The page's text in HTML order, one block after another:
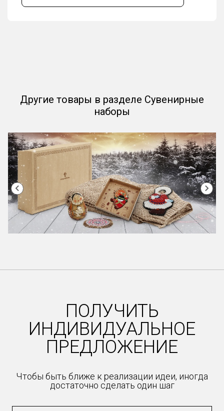
Другие товары в разделе Сувенирные
наборы
of
ПОЛУЧИТЬ
ИНДИВИДУАЛЬНОЕ
ПРЕДЛОЖЕНИЕ
Чтобы быть ближе к реализации идеи, иногда
достаточно сделать один шаг